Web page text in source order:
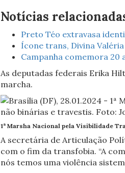
Notícias
Preto Téo extravasa
Ícone trans, Divina
Campanha comemora 20
As deputadas federais Erika
marcha.
1ª Marsha Nacional pela Visibilidade
A secretária de Articulação
com o fim da transfobia. “A
nós temos uma violência